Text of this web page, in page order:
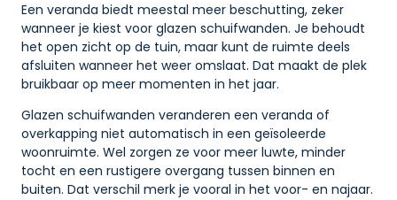
Een veranda biedt meestal meer beschutting, zeker
wanneer je kiest voor glazen schuifwanden. Je behoudt
het open zicht op de tuin, maar kunt de ruimte deels
afsluiten wanneer het weer omslaat. Dat maakt de plek
bruikbaar op meer momenten in het jaar.
Glazen schuifwanden veranderen een veranda of
overkapping niet automatisch in een geïsoleerde
woonruimte. Wel zorgen ze voor meer luwte, minder
tocht en een rustigere overgang tussen binnen en
buiten. Dat verschil merk je vooral in het voor- en najaar.